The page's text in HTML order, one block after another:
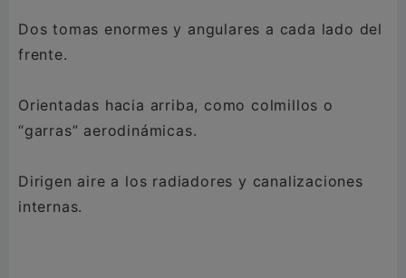
Dos tomas enormes y angulares a cada lado del
frente.
Orientadas hacia arriba, como colmillos o
“garras” aerodinámicas.
Dirigen aire a los radiadores y canalizaciones
internas.